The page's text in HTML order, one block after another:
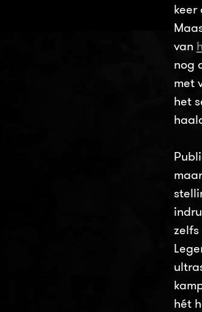
keer
van
nog
met
het
zelfs
hét